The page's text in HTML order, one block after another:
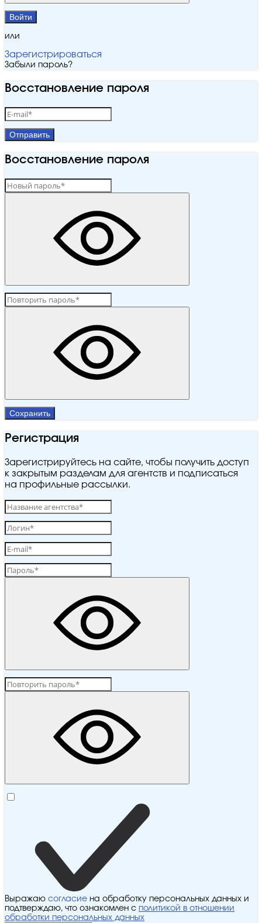
Войти
или
Зарегистрироваться
Забыли пароль?
Восстановление пароля
Отправить
Восстановление пароля
Сохранить
Регистрация
Зарегистрируйтесь на сайте, чтобы получить доступ
к закрытым разделам для агентств и подписаться
на профильные рассылки.
Выражаю согласие на обработку персональных данных и
подтверждаю, что ознакомлен с политикой в отношении
обработки персональных данных